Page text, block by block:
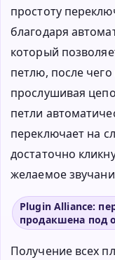
простоту
благодаря
который
петлю, после
прослушивая
петли
переключает на
достаточно
желаемое
Plugin Alliance:
продакшена под
Получение всех